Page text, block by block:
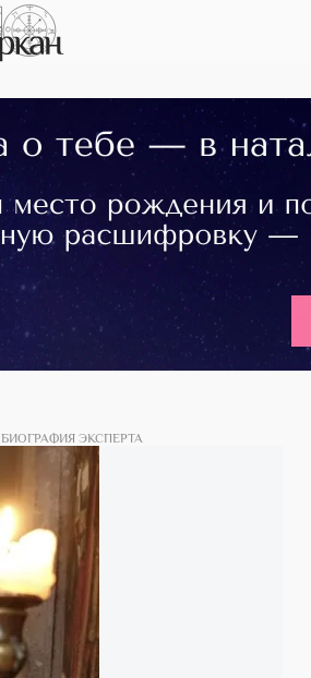
БИОГРАФИЯ ЭКСПЕРТА